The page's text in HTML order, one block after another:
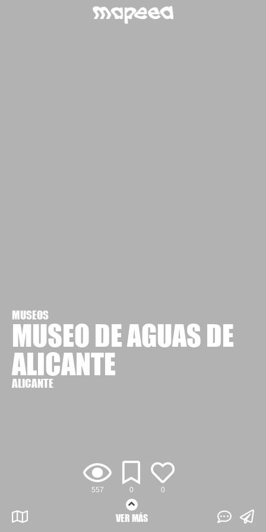
557 0 0
MUSEOS
MUSEO DE AGUAS DE
ALICANTE
ALICANTE
VER MÁS